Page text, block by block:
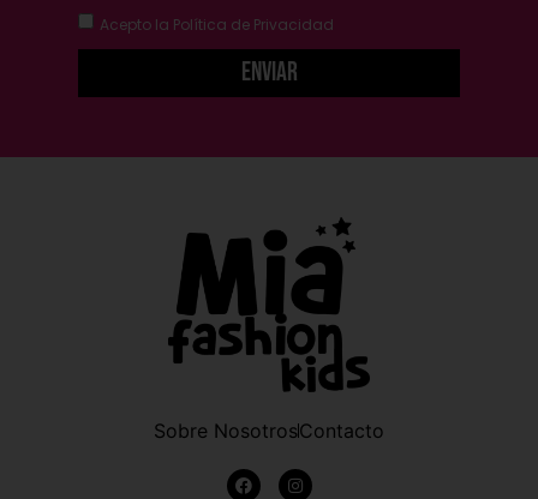
Acepto la Política de Privacidad
Enviar
Sobre NosotrosContacto